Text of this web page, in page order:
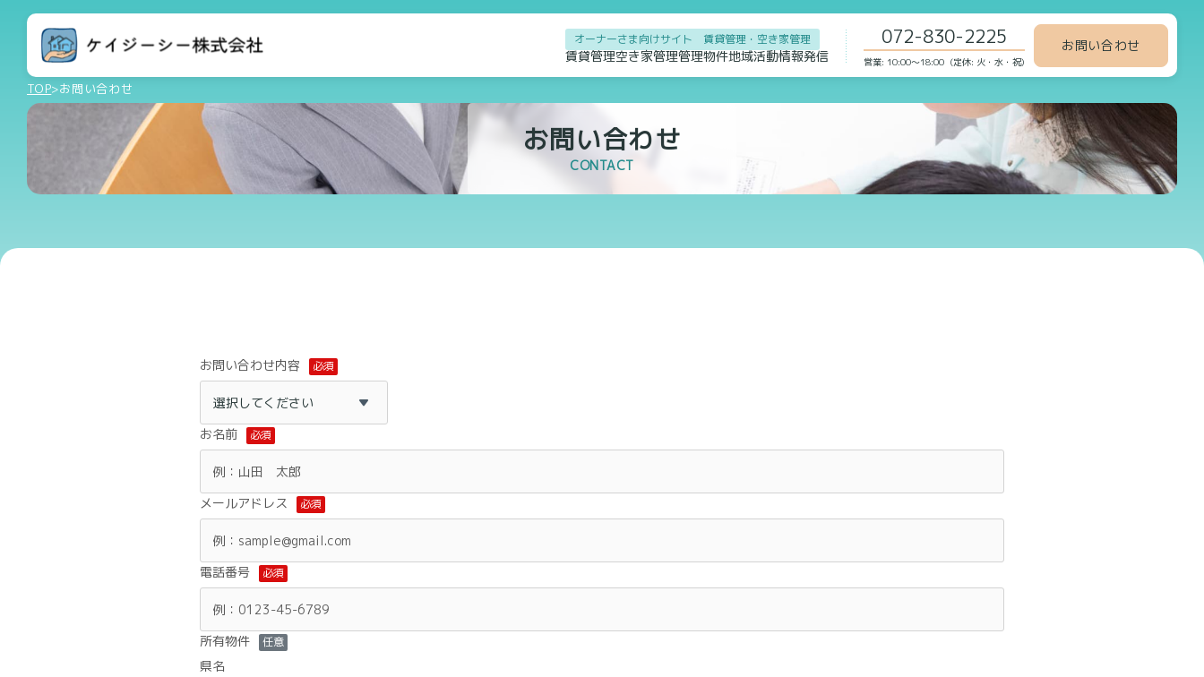
オーナーさま向けサイト 賃貸管理・空き家管理
賃貸管理空き家管理管理物件地域活動情報発信
072-830-2225
営業: 10:00～18:00 (定休: 火・水・祝)
お問い合わせ
TOP>お問い合わせ
お問い合わせ
CONTACT
お問い合わせ内容 必須
お名前 必須
メールアドレス 必須
電話番号 必須
所有物件 任意
県名